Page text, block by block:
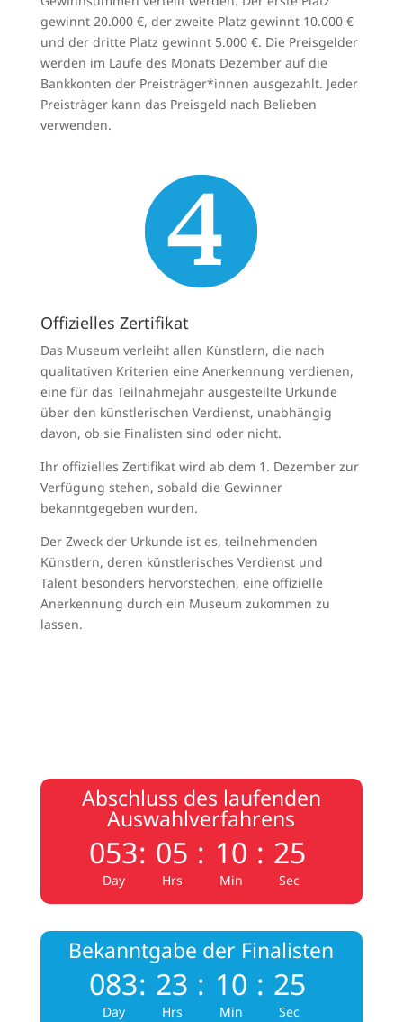
gewinnt 20.000 €, der zweite Platz gewinnt 10.000 €
und der dritte Platz gewinnt 5.000 €. Die Preisgelder
werden im Laufe des Monats Dezember auf die
Bankkonten der Preisträger*innen ausgezahlt. Jeder
Preisträger kann das Preisgeld nach Belieben
verwenden.
Offizielles Zertifikat
Das Museum verleiht allen Künstlern, die nach
qualitativen Kriterien eine Anerkennung verdienen,
eine für das Teilnahmejahr ausgestellte Urkunde
über den künstlerischen Verdienst, unabhängig
davon, ob sie Finalisten sind oder nicht.
Ihr offizielles Zertifikat wird ab dem 1. Dezember zur
Verfügung stehen, sobald die Gewinner
bekanntgegeben wurden.
Der Zweck der Urkunde ist es, teilnehmenden
Künstlern, deren künstlerisches Verdienst und
Talent besonders hervorstechen, eine offizielle
Anerkennung durch ein Museum zukommen zu
lassen.
Abschluss des laufenden
Auswahlverfahrens
053
Day
: 05
Hrs
: 10
Min
: 24
Sec
Bekanntgabe der Finalisten
083
Day
: 23
Hrs
: 10
Min
: 24
Sec